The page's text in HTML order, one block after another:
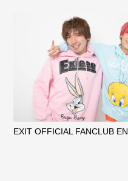
EXIT OFFICIAL FANCLUB